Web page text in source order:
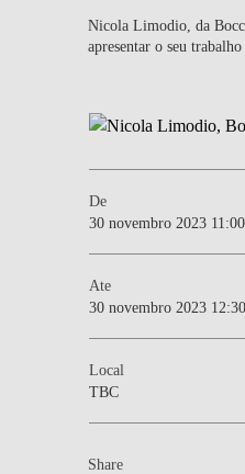
WHAT'S HAPPENING
Nicola Limodio, da
apresentar o seu
De
30 novembro 2023 11:00
Ate
30 novembro 2023 12:30
Local
TBC
Share